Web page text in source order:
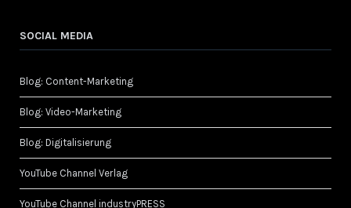
SOCIAL MEDIA
Blog: Content-Marketing
Blog: Video-Marketing
Blog: Digitalisierung
YouTube Channel Verlag
YouTube Channel industryPRESS